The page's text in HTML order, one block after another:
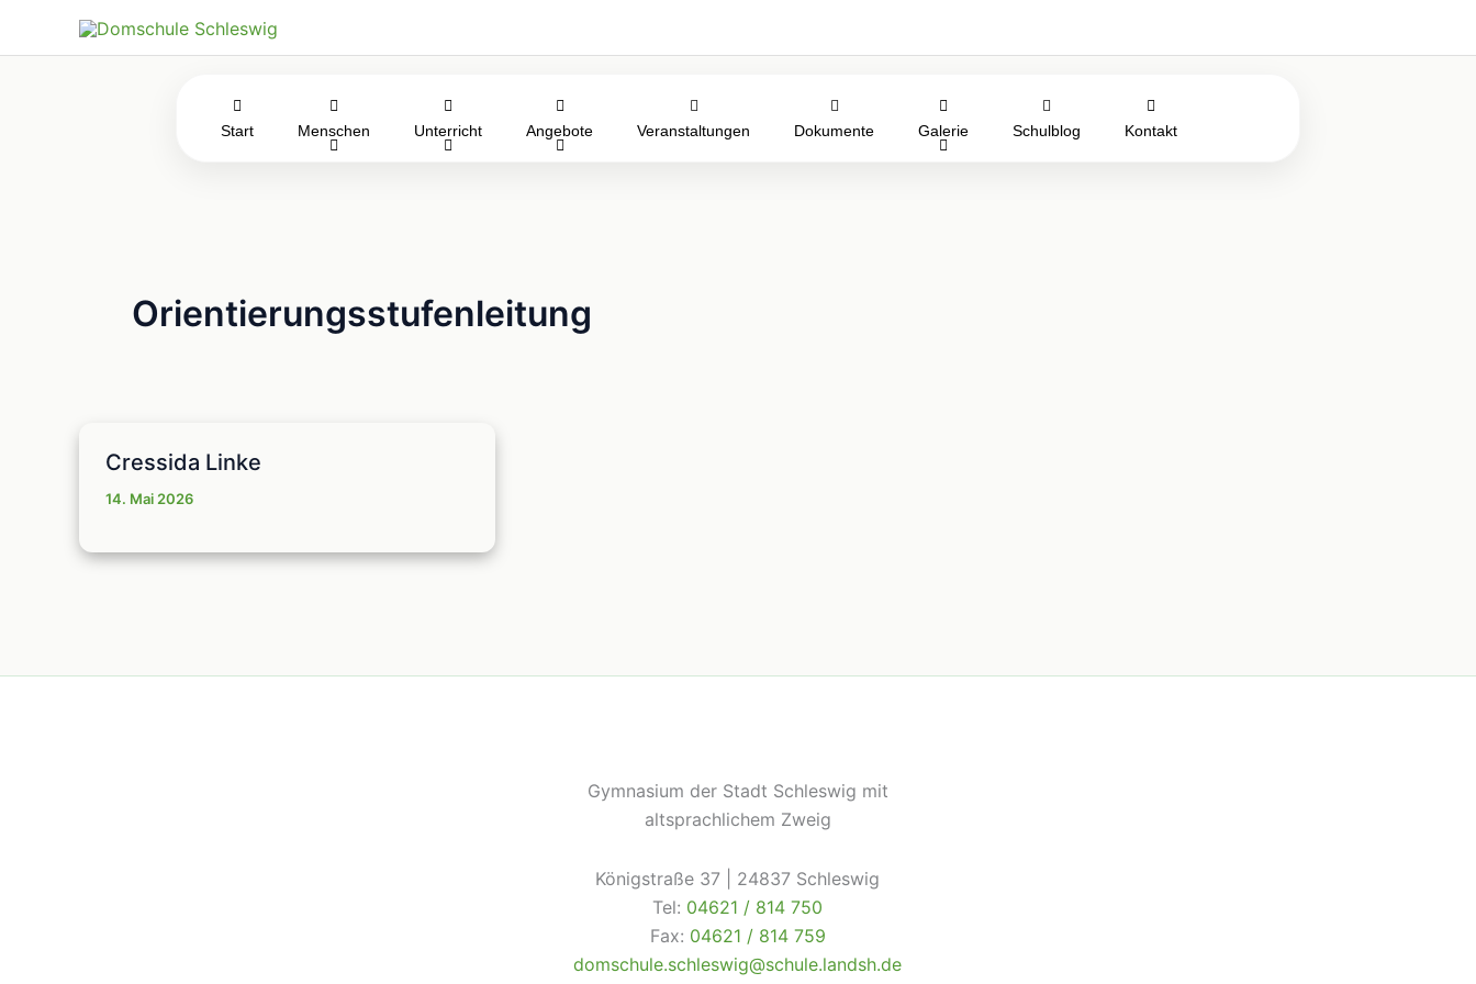
Start Menschen Unterricht Angebote Veranstaltungen Dokumente Galerie Schulblog Kontakt
Orientierungsstufenleitung
Cressida Linke
14. Mai 2026
Gymnasium der Stadt Schleswig mit
altsprachlichem Zweig
Königstraße 37 | 24837 Schleswig
Tel: 04621 / 814 750
Fax: 04621 / 814 759
domschule.schleswig@schule.landsh.de